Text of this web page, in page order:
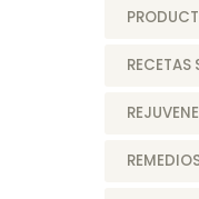
RECETAS